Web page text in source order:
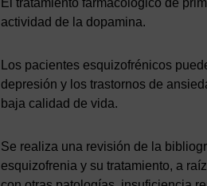
El tratamiento farmacológico de
actividad de la dopamina.
Los pacientes esquizofrénicos
depresión y los trastornos de
baja calidad de vida.
Se realiza una revisión de la
esquizofrenia y su tratamiento, a